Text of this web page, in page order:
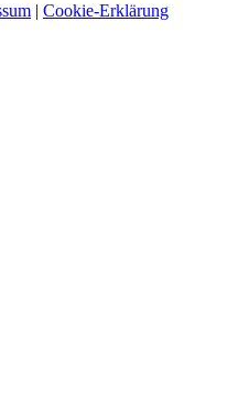
| Cookie-Erklärung